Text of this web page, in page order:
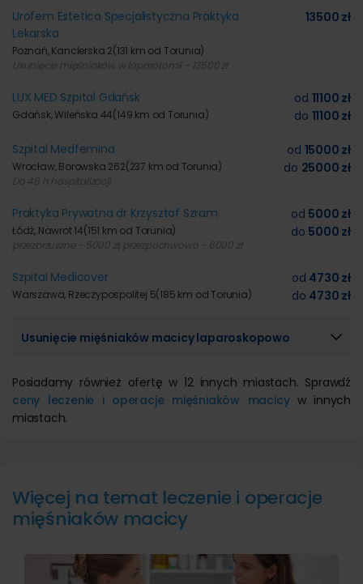
Urofem Estetica Specjalistyczna Praktyka
Lekarska
Poznań, Kanclerska 2(131 km od Torunia)
Usunięcie mięśniaków w laparotomii - 13500 zł
13500 zł
LUX MED Szpital Gdańsk
Gdańsk, Wileńska 44(149 km od Torunia)
od 11100 zł
do 11100 zł
Szpital Medfemina
Wrocław, Borowska 262(237 km od Torunia)
Do 48 h hospitalizacji
od 15000 zł
do 25000 zł
Praktyka Prywatna dr Krzysztof Szram
Łódź, Nawrot 14(151 km od Torunia)
przezbrzuszne - 5000 zł, przezpochwowo - 6000 zł
od 5000 zł
do 5000 zł
Szpital Medicover
Warszawa, Rzeczypospolitej 5(185 km od Torunia)
od 4730 zł
do 4730 zł
Usunięcie mięśniaków macicy laparoskopowo
Posiadamy również ofertę w 12 innych miastach. Sprawdź
ceny leczenie i operacje mięśniaków macicyw innych
miastach.
Więcej na temat leczenie i operacje
mięśniaków macicy